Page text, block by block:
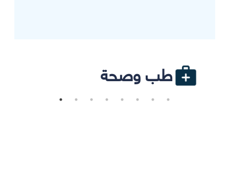
طب وصحة